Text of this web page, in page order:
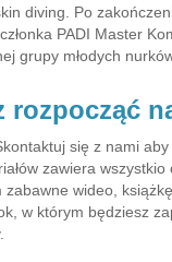
diving. Po
PADI Master
grupy młodych
rozpocząć
się z nami
zawiera
zabawne wideo,
w którym będziesz